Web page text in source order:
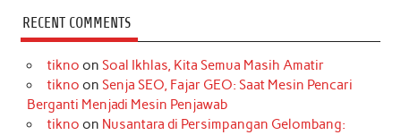
c
e
b
o
s
t
a
r
k
T
o
k
t
e
r
e
k
e
d
I
t
t
r
T
u
e
RECENT COMMENTS
tikno on Soal Ikhlas, Kita Semua Masih Amatir
tikno on Senja SEO, Fajar GEO: Saat Mesin Pencari
Berganti Menjadi Mesin Penjawab
tikno on Nusantara di Persimpangan Gelombang: